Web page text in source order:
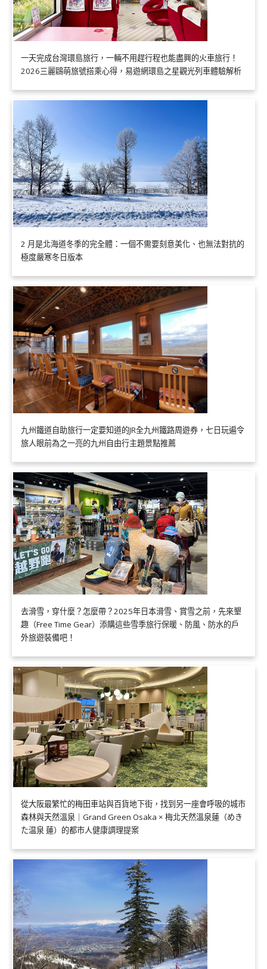
一天完成台灣環島旅行，一輛不用趕行程也能盡興的火車旅行！
2026三麗鷗萌旅號搭乘心得，易遊網環島之星觀光列車體驗解析
2 月是北海道冬季的完全體：一個不需要刻意美化、也無法對抗的
極度嚴寒冬日版本
九州鐵道自助旅行一定要知道的JR全九州鐵路周遊券，七日玩遍令
旅人眼前為之一亮的九州自由行主題景點推薦
去滑雪，穿什麼？怎麼帶？2025年日本滑雪、賞雪之前，先來墾
趣（Free Time Gear）添購這些雪季旅行保暖、防風、防水的戶
外旅遊裝備吧！
從大阪最繁忙的梅田車站與百貨地下街，找到另一座會呼吸的城市
森林與天然溫泉｜Grand Green Osaka × 梅北天然溫泉蓮（めき
た温泉 蓮）的都市人健康調理提案